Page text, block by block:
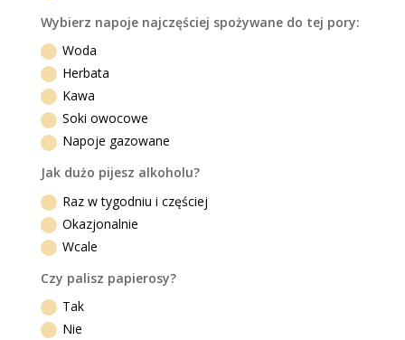
Wybierz napoje najczęściej spożywane do tej pory:
Woda
Herbata
Kawa
Soki owocowe
Napoje gazowane
Jak dużo pijesz alkoholu?
Raz w tygodniu i częściej
Okazjonalnie
Wcale
Czy palisz papierosy?
Tak
Nie